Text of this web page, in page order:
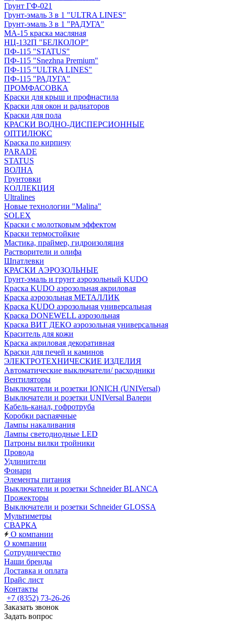
Грунт ГФ-021
Грунт-эмаль 3 в 1 "ULTRA LINES"
Грунт-эмаль 3 в 1 "РАДУГА"
МА-15 краска масляная
НЦ-132П "БЕЛКОЛОР"
ПФ-115 "STATUS"
ПФ-115 "Snezhna Premium"
ПФ-115 "ULTRA LINES"
ПФ-115 "РАДУГА"
ПРОМФАСОВКА
Краски для крыш и профнастила
Краски для окон и радиаторов
Краски для пола
КРАСКИ ВОДНО-ДИСПЕРСИОННЫЕ
ОПТИЛЮКС
Краска по кирпичу
PARADE
STATUS
ВОЛНА
Грунтовки
КОЛЛЕКЦИЯ
Ultralines
Новые технологии "Malina"
SOLEX
Краски с молотковым эффектом
Краски термостойкие
Мастика, праймер, гидроизоляция
Растворители и олифа
Шпатлевки
КРАСКИ АЭРОЗОЛЬНЫЕ
Грунт-эмаль и грунт аэрозольный KUDO
Краска KUDO аэрозольная акриловая
Краска аэрозольная МЕТАЛЛИК
Краска KUDO аэрозольная универсальная
Краска DONEWELL аэрозольная
Краска ВИТ ДЕКО аэрозольная универсальная
Краситель для кожи
Краска акриловая декоративная
Краски для печей и каминов
ЭЛЕКТРОТЕХНИЧЕСКИЕ ИЗДЕЛИЯ
Автоматические выключатели/ расходники
Вентиляторы
Выключатели и розетки IONICH (UNIVersal)
Выключатели и розетки UNIVersal Валери
Кабель-канал, гофротруба
Коробки распаячные
Лампы накаливания
Лампы светодиодные LED
Патроны вилки тройники
Провода
Удлинители
Фонари
Элементы питания
Выключатели и розетки Schneider BLANCA
Прожекторы
Выключатели и розетки Schneider GLOSSA
Мультиметры
СВАРКА
О компании
О компании
Сотрудничество
Наши бренды
Доставка и оплата
Прайс лист
Контакты
+7 (8352) 73-26-26
Заказать звонок
Задать вопрос